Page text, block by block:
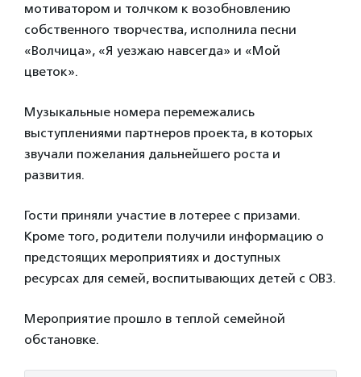
мотиватором и толчком к возобновлению
собственного творчества, исполнила песни
«Волчица», «Я уезжаю навсегда» и «Мой
цветок».
Музыкальные номера перемежались
выступлениями партнеров проекта, в которых
звучали пожелания дальнейшего роста и
развития.
Гости приняли участие в лотерее с призами.
Кроме того, родители получили информацию о
предстоящих мероприятиях и доступных
ресурсах для семей, воспитывающих детей с ОВЗ.
Мероприятие прошло в теплой семейной
обстановке.